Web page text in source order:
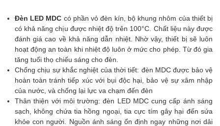
Đèn LED MDC có phần vỏ đèn kín, bộ khung nhôm của thiết bị
có khả năng chịu được nhiệt độ trên 100°C. Chất liệu này được
đánh giá cao về khả năng dẫn nhiệt. Nhờ vậy, thiết bị sẽ luôn
hoạt động an toàn khi nhiệt độ luôn ở mức cho phép. Từ đó gia
tăng tuổi thọ chiếu sáng cho đèn.
Chống chịu sự khắc nghiệt của thời tiết: đèn MDC được bảo vệ
hoàn toàn tránh tiếp xúc với bụi độc hại, bảo vệ sự xâm nhập
của nước, và chống lại lực va chạm đến đèn
Thân thiện với môi trường: đèn LED MDC cung cấp ánh sáng
sạch, không chứa tia hồng ngoại, tia cực tím gây hại đến sứa
khỏe con người. Nguồn ánh sáng ổn định ngay những nơi dải